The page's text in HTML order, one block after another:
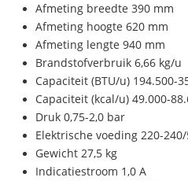
Afmeting breedte 390 mm
Afmeting hoogte 620 mm
Afmeting lengte 940 mm
Brandstofverbruik 6,66 kg/u
Capaciteit (BTU/u) 194.500-
Capaciteit (kcal/u) 49.000-
Druk 0,75-2,0 bar
Elektrische voeding 220-240/
Gewicht 27,5 kg
Indicatiestroom 1,0 A